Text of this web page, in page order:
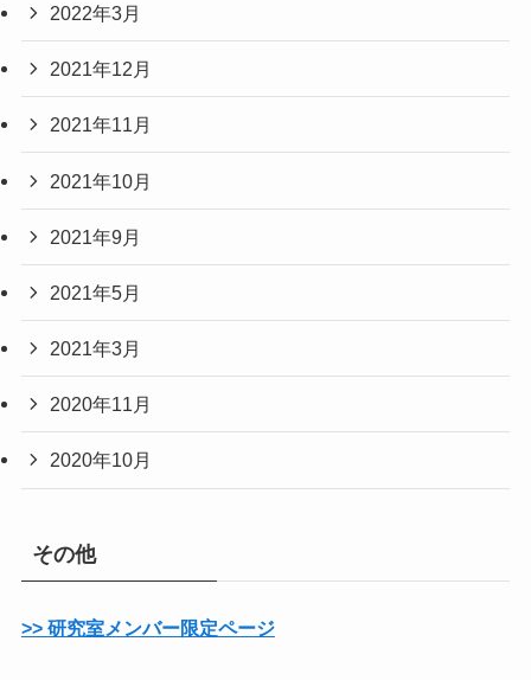
2022年3月
2021年12月
2021年11月
2021年10月
2021年9月
2021年5月
2021年3月
2020年11月
2020年10月
その他
>> 研究室メンバー限定ページ